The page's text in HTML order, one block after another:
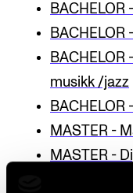
NordART
Prosjekter
Publikasjoner
Utveksling
musikk /jazz
MASTER -
MASTER -